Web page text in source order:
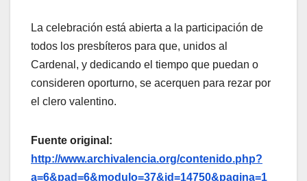
La celebración está abierta a la participación de
todos los presbíteros para que, unidos al
Cardenal, y dedicando el tiempo que puedan o
consideren oporturno, se acerquen para rezar por
el clero valentino.
Fuente original:
http://www.archivalencia.org/contenido.php?
a=6&pad=6&modulo=37&id=14750&pagina=1